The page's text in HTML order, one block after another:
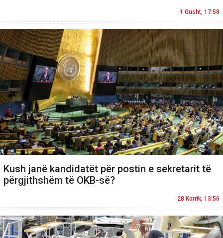
1 Gusht, 17:58
Kush janë kandidatët për postin e sekretarit të
përgjithshëm të OKB-së?
28 Korrik, 13:56